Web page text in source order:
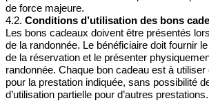
de force majeure.
4.2. Conditions d’utilisation des bons
Les bons cadeaux doivent être présentés
de la randonnée. Le bénéficiaire doit fournir
de la réservation et le présenter
randonnée. Chaque bon cadeau est à utiliser
pour la prestation indiquée, sans possibilité
d’utilisation partielle pour d’autres